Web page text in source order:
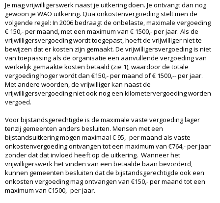
Je mag vrijwilligerswerk naast je uitkering doen. Je ontvangt dan nog
gewoon je WAO uitkering. Qua onkostenvergoeding stelt men de
volgende regel: In 2006 bedraagt de onbelaste, maximale vergoeding
€ 150,- per maand, met een maximum van € 1500,- per jaar. Als de
vrijwilligersvergoeding wordt toegepast, hoeft de vrijwilliger niet te
bewijzen dat er kosten zijn gemaakt. De vrijwilligersvergoeding is niet
van toepassing als de organisatie een aanvullende vergoeding van
werkelijk gemaakte kosten betaald (zie 1), waardoor de totale
vergoeding hoger wordt dan €150,- per maand of € 1500,-- per jaar.
Met andere woorden, de vrijwilliger kan naast de
vrijwilligersvergoeding niet ook nog een kilometervergoeding worden
vergoed.
Voor bijstandsgerechtigde is de maximale vaste vergoeding lager
tenzij gemeenten anders besluiten. Mensen met een
bijstandsuitkering mogen maximaal € 95,- per maand als vaste
onkostenvergoeding ontvangen tot een maximum van €764,- per jaar
zonder dat dat invloed heeft op de uitkering. Wanneer het
vrijwilligerswerk het vinden van een betaalde baan bevorderd,
kunnen gemeenten besluiten dat de bijstandsgerechtigde ook een
onkosten vergoeding mag ontvangen van €150,- per maand tot een
maximum van €1500,- per jaar.